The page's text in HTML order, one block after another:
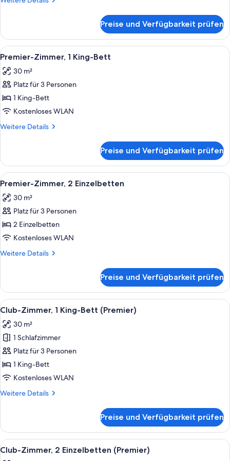
2 Einzelbetten
Preise und Verfügbarkeit prüfen
Alle
Fotos
für
Premier-
Zimmer,
1 King-
Bett
Ein Hotelzimmer mit einem großen
5
Premier-Zimmer, 1 King-Bett
30 m²
Platz für 3 Personen
1 King-Bett
Kostenloses WLAN
Weitere Details
Weitere
Zimmer,
1 King-
Bett
Preise und Verfügbarkeit prüfen
Alle
Fotos
für
Premier-
Zimmer,
2 Einzelbetten
anzeigen
Ein Hotelzimmer mit zwei Betten,
5
Premier-Zimmer, 2 Einzelbetten
30 m²
Platz für 3 Personen
2 Einzelbetten
Kostenloses WLAN
Weitere Details
Weitere
Zimmer,
2 Einzelbetten
Preise und Verfügbarkeit prüfen
Alle
Fotos
für
Club-
Zimmer,
1 King-
Bett
anzeigen
Ein Hotelzimmer mit einem großen
5
Club-Zimmer, 1 King-Bett (Premier)
30 m²
1 Schlafzimmer
Platz für 3 Personen
1 King-Bett
Kostenloses WLAN
Weitere Details
Weitere
Zimmer,
1 King-
Bett
Preise und Verfügbarkeit prüfen
Alle
Fotos
Ein Hotelzimmer mit zwei Betten,
5
Club-Zimmer, 2 Einzelbetten (Premier)